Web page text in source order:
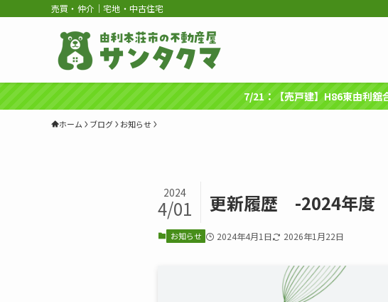
売買・仲介｜宅地・中古住宅
7/21：【売戸建】H86東由利舘
ホーム ブログ お知らせ
更新履歴 -2024年度
2024
4/01
お知らせ 2024年4月1日 2026年1月22日